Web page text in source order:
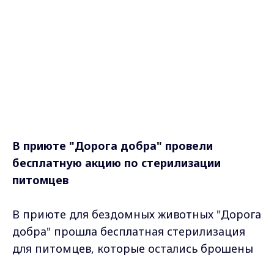
В приюте "Дорога добра" провели
бесплатную акцию по стерилизации
питомцев
В приюте для бездомных животных "Дорога
добра" прошла бесплатная стерилизация
для питомцев, которые остались брошены